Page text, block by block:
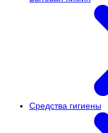
Средства гигиены